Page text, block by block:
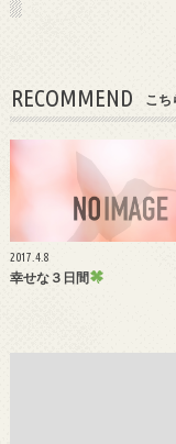
RECOMMEND こち
2017.4.8
幸せな３日間